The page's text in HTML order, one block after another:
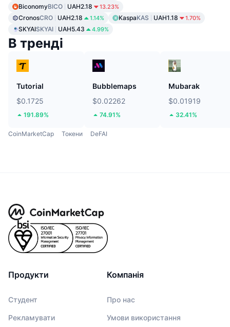
BiconomyBICO UAH2.18 13.23%
CronosCRO UAH2.18 1.14% KaspaKAS UAH1.18 1.70%
SKYAISKYAI UAH5.43 4.99%
В тренді
Tutorial
$0.1725
191.89%
Bubblemaps
$0.02262
74.91%
Mubarak
$0.01919
32.41%
CoinMarketCap Токени DeFAI
Продукти
Студент
Рекламувати
Компанія
Про нас
Умови використання